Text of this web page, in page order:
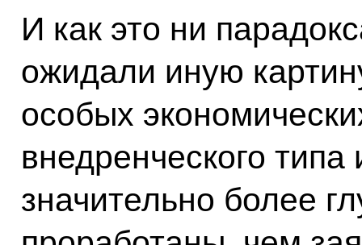
И как это ни
ожидали иную
особых
внедренческого
значительно более